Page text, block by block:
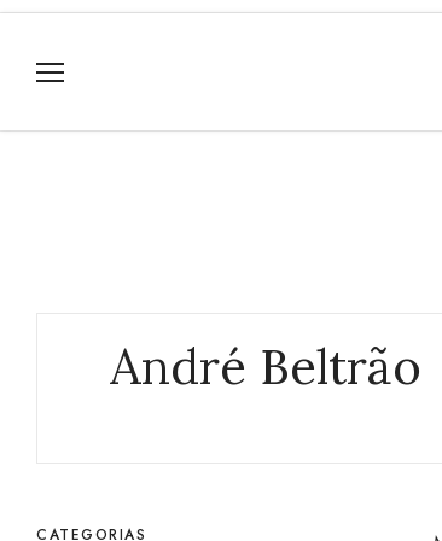
André Beltrão
CATEGORIAS